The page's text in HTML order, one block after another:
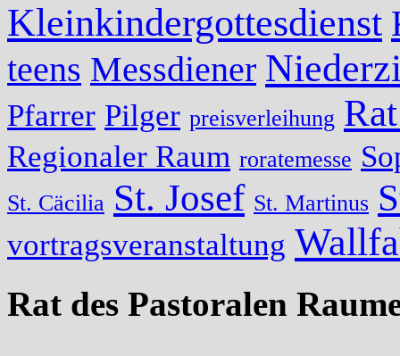
Kleinkindergottesdienst
teens Messdiener
Pfarrer Pilger preisverleihung
Regionaler Raum roratemesse
St. Cäcilia St. Josef St. Martinus
vortragsveranstaltung
Rat des Pastoralen